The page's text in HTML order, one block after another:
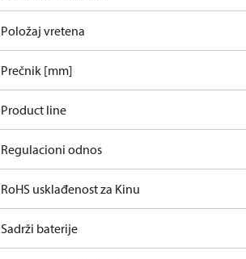
Položaj vretena
Prečnik [mm]
Product line
Regulacioni odnos
RoHS usklađenost za Kinu
Sadrži baterije